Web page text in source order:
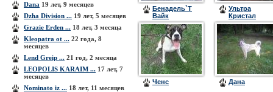
Dana 19 лет, 9 месяцев
Dzha Division ... 19 лет, 5 месяцев
Grazie Erden ... 18 лет, 3 месяца
Kleopatra ot ... 22 года, 8
месяцев
Lend Greip ... 21 год, 2 месяца
LEOPOLIS KARAIM ... 17 лет, 7
месяцев
Nominato iz ... 18 лет, 11 месяцев
Бенадель`Т
Вайк
Ультра
Кристал
Цинтегро
(Барон)
Ченс Дана